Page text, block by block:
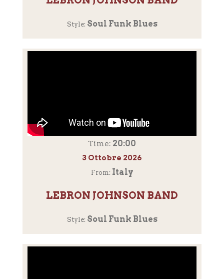
Style: Soul Funk Blues
Time: 20:00
3 Ottobre 2026
From: Italy
LEBRON JOHNSON BAND
Style: Soul Funk Blues